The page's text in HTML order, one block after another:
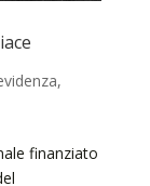
,
finanziato